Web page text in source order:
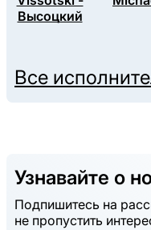
Высоцкий
Все
Узнавайте о
Подпишитесь на
не пропустить